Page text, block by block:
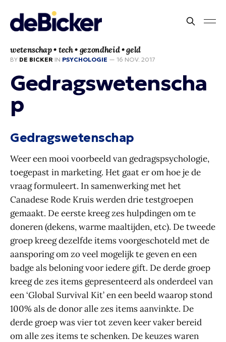
wetenschap • tech • gezondheid • geld
BY DE BICKER IN PSYCHOLOGIE — 16 NOV. 2017
Gedragswetenscha
p
Gedragswetenschap
Weer een mooi voorbeeld van gedragspsychologie,
toegepast in marketing. Het gaat er om hoe je de
vraag formuleert. In samenwerking met het
Canadese Rode Kruis werden drie testgroepen
gemaakt. De eerste kreeg zes hulpdingen om te
doneren (dekens, warme maaltijden, etc). De tweede
groep kreeg dezelfde items voorgeschoteld met de
aansporing om zo veel mogelijk te geven en een
badge als beloning voor iedere gift. De derde groep
kreeg de zes items gepresenteerd als onderdeel van
een ‘Global Survival Kit’ en een beeld waarop stond
100% als de donor alle zes items aanvinkte. De
derde groep was vier tot zeven keer vaker bereid
om alle zes items te schenken. De keuzes waren